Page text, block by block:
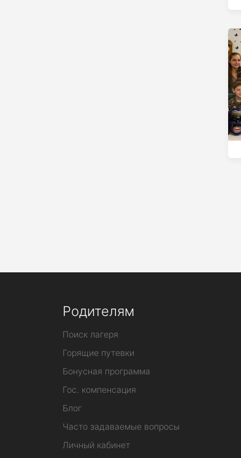
Родителям
Поиск лагеря
Горящие путевки
Бонусная программа
Гос. компенсация
Блог
Часто задаваемые вопросы
Личный кабинет